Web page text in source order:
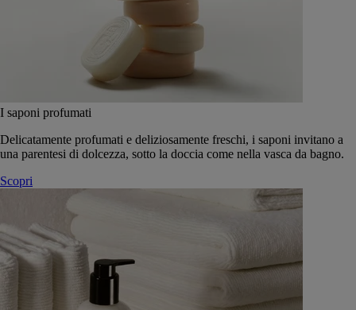
I saponi profumati
Delicatamente profumati e deliziosamente freschi, i saponi invitano a
una parentesi di dolcezza, sotto la doccia come nella vasca da bagno.
Scopri